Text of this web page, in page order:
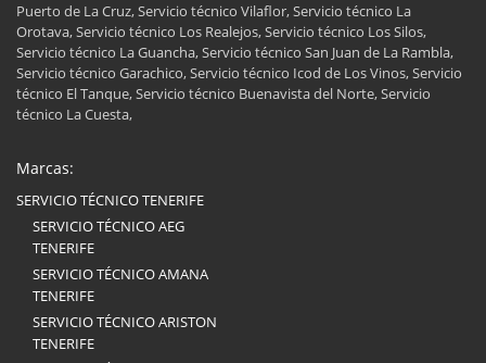
Puerto de La Cruz, Servicio técnico Vilaflor, Servicio técnico La
Orotava, Servicio técnico Los Realejos, Servicio técnico Los Silos,
Servicio técnico La Guancha, Servicio técnico San Juan de La Rambla,
Servicio técnico Garachico, Servicio técnico Icod de Los Vinos, Servicio
técnico El Tanque, Servicio técnico Buenavista del Norte, Servicio
técnico La Cuesta,
Marcas:
SERVICIO TÉCNICO TENERIFE
SERVICIO TÉCNICO AEG
TENERIFE
SERVICIO TÉCNICO AMANA
TENERIFE
SERVICIO TÉCNICO ARISTON
TENERIFE